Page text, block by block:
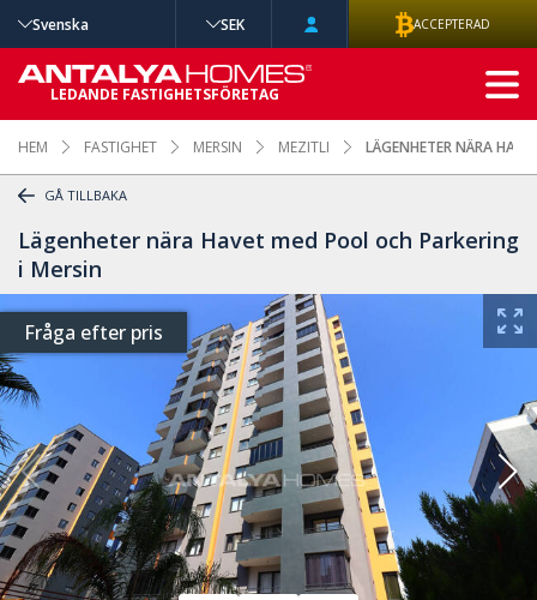
HEM FASTIGHET MERSIN MEZITLI LÄGENHETER NÄRA
GÅ TILLBAKA
Lägenheter nära Havet med Pool och Parkering
i Mersin
Fråga efter pris
Svenska SEK ACCEPTERAD
LEDANDE FASTIGHETSFÖRETAG
AVANCERAD
SÖKNING